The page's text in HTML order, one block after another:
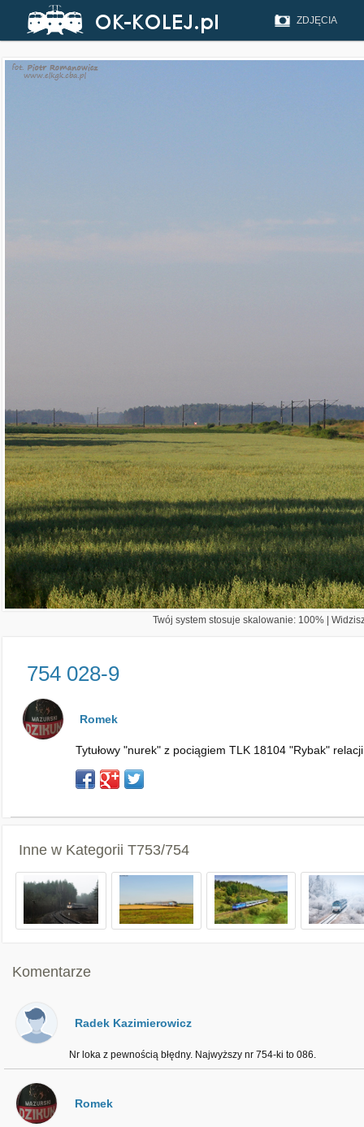
ZDJĘCIA
Twój system stosuje skalowanie: 100% |
754 028-9
Romek
Tytułowy "nurek" z pociągiem TLK 18104 "Rybak"
Inne w Kategorii T753/754
Komentarze
Radek Kazimierowicz
Nr loka z pewnością błędny. Najwyższy nr 754-ki to 086.
Romek